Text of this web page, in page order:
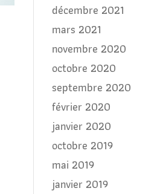
décembre 2021
mars 2021
novembre 2020
octobre 2020
septembre 2020
février 2020
janvier 2020
octobre 2019
mai 2019
janvier 2019